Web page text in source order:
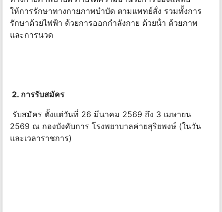
ให้การรักษาทางกายภาพบําบัด ตามแพทย์สั่ง รวมทั้งการ
รักษาด้วยไฟฟ้า ด้วยการออกกําลังกาย ด้วยน้ํา ด้วยภาพ
และการนวด
2. การรับสมัคร
รับสมัคร ตั้งแต่วันที่ 26 มีนาคม 2569 ถึง 3 เมษายน
2569 ณ กองบังคับการ โรงพยาบาลค่ายสุริยพงษ์ (ในวัน
และเวลาราชการ)